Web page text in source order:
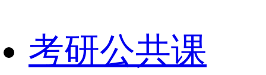
考研公共课